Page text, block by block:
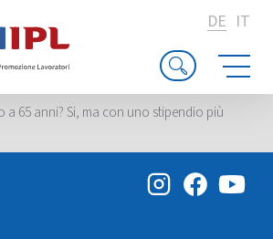
DE IT
a 65 anni? Si, ma con uno stipendio più